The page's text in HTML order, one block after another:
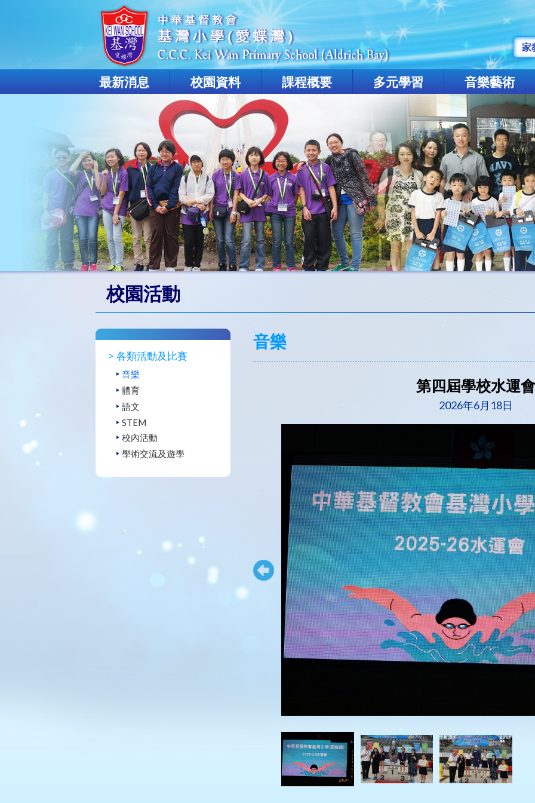
家
最新消息 校園資料 課程概要 多元學習 音樂藝術
校園活動
各類活動及比賽
音樂
體育
語文
STEM
校內活動
學術交流及遊學
音樂
第四屆學校水運會
2026年6月18日